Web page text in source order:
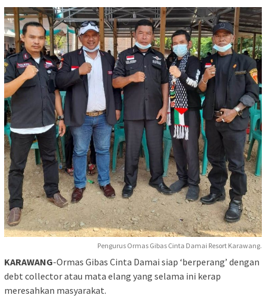
Pengurus Ormas Gibas Cinta Damai Resort Karawang.
KARAWANG-Ormas Gibas Cinta Damai siap ‘berperang’ dengan
debt collector atau mata elang yang selama ini kerap
meresahkan masyarakat.